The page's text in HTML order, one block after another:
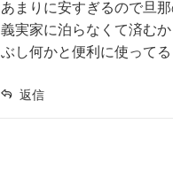
あまりに安すぎるので旦
義実家に泊らなくて済む
ぶし何かと便利に使ってる
返信